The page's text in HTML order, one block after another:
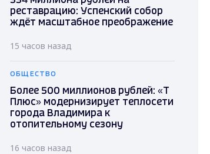
реставрацию: Успенский собор
ждёт масштабное преображение
15 часов назад
ОБЩЕСТВО
Более 500 миллионов рублей: «Т
Плюс» модернизирует теплосети
города Владимира к
отопительному сезону
16 часов назад